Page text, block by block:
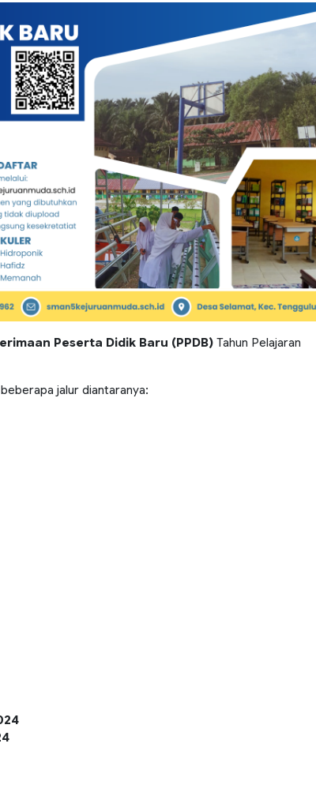
Peserta Didik Baru (PPDB) Tahun Pelajaran
jalur diantaranya: